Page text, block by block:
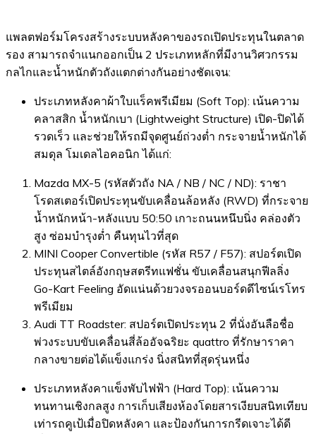
แพลตฟอร์มโครงสร้างระบบหลังคาของรถเปิดประทุนในตลาด
รอง สามารถจำแนกออกเป็น 2 ประเภทหลักที่มีงานวิศวกรรม
กลไกและน้ำหนักตัวถังแตกต่างกันอย่างชัดเจน:
ประเภทหลังคาผ้าใบแร็คพรีเมียม (Soft Top): เน้นความ
คลาสสิก น้ำหนักเบา (Lightweight Structure) เปิด-ปิดได้
รวดเร็ว และช่วยให้รถมีจุดศูนย์ถ่วงต่ำ กระจายน้ำหนักได้
สมดุล โมเดลไอคอนิก ได้แก่:
Mazda MX-5 (รหัสตัวถัง NA / NB / NC / ND): ราชา
โรดสเตอร์เปิดประทุนขับเคลื่อนล้อหลัง (RWD) ที่กระจาย
น้ำหนักหน้า-หลังแบบ 50:50 เกาะถนนหนึบนิ่ง คล่องตัว
สูง ซ่อมบำรุงต่ำ คืนทุนไวที่สุด
MINI Cooper Convertible (รหัส R57 / F57): สปอร์ตเปิด
ประทุนสไตล์อังกฤษสตรีทแฟชั่น ขับเคลื่อนสนุกฟีลลิ่ง
Go-Kart Feeling อัดแน่นด้วยวงจรออนบอร์ดดีไซน์เรโทร
พรีเมียม
Audi TT Roadster: สปอร์ตเปิดประทุน 2 ที่นั่งอันลือชื่อ
พ่วงระบบขับเคลื่อนสี่ล้ออัจฉริยะ quattro ที่รักษาราคา
กลางขายต่อได้แข็งแกร่ง นิ่งสนิทที่สุดรุ่นหนึ่ง
ประเภทหลังคาแข็งพับไฟฟ้า (Hard Top): เน้นความ
ทนทานเชิงกลสูง การเก็บเสียงห้องโดยสารเงียบสนิทเทียบ
เท่ารถคูเป้เมื่อปิดหลังคา และป้องกันการกรีดเจาะได้ดี